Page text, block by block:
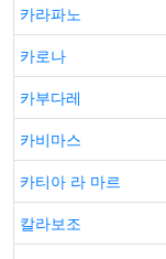
카라파노
카로나
카부다레
카비마스
카티아 라 마르
칼라보조